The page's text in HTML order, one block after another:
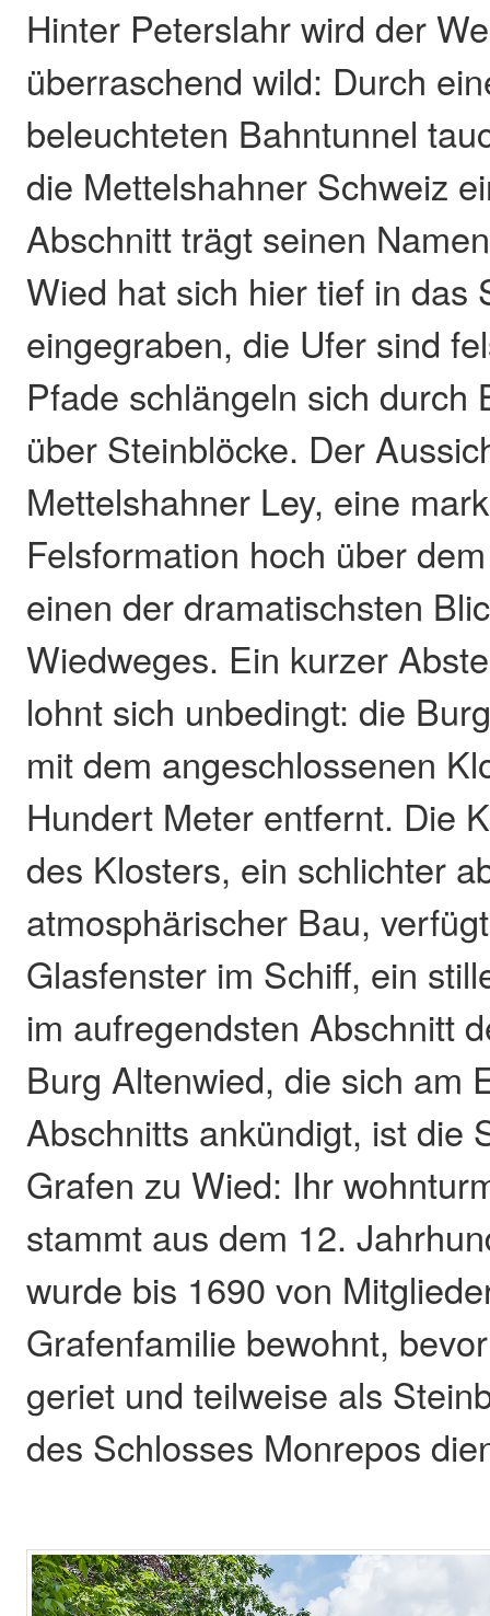
Hinter Peterslahr wird der
überraschend wild: Durch
beleuchteten Bahntunnel
die Mettelshahner Schweiz
Abschnitt trägt seinen
Wied hat sich hier tief in das
eingegraben, die Ufer sind
Pfade schlängeln sich durch
über Steinblöcke. Der
Mettelshahner Ley, eine
Felsformation hoch über
einen der dramatischsten
Wiedweges. Ein kurzer
lohnt sich unbedingt: die
mit dem angeschlossenen
Hundert Meter entfernt. Die
des Klosters, ein schlichter
atmosphärischer Bau,
Glasfenster im Schiff, ein
im aufregendsten Abschnitt
Burg Altenwied, die sich am
Abschnitts ankündigt, ist die
Grafen zu Wied: Ihr
stammt aus dem 12.
wurde bis 1690 von
Grafenfamilie bewohnt,
geriet und teilweise als
des Schlosses Monrepos